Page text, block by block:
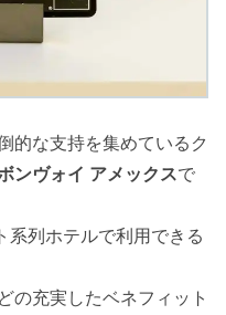
的な支持を集めているク
ンヴォイ アメックスで
列ホテルで利用できる
の充実したベネフィット